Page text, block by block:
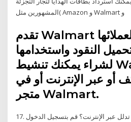
تقدم Walmart بطاقات هدايا لعملائها
النقود واستخدامها
لشراء يمكنك تنشيط Walmart بثلاث
أو عبر الإنترنت أو في
متجر Walmart.
17. كيف أحصل على كشف نقاط تدلل عبر الإنترنت؟ قم بتسجيل الدخول